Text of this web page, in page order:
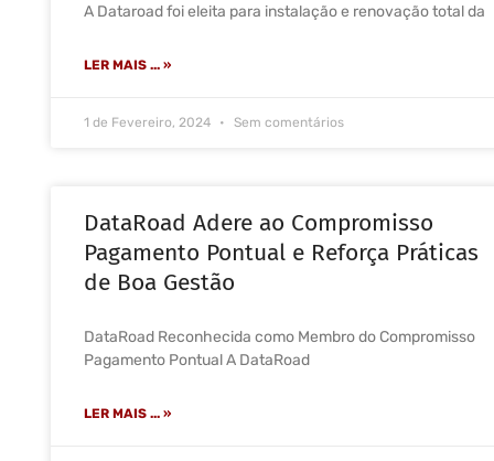
A Dataroad foi eleita para instalação e renovação total da
LER MAIS ... »
1 de Fevereiro, 2024 Sem comentários
DataRoad Adere ao Compromisso
Pagamento Pontual e Reforça Práticas
de Boa Gestão
DataRoad Reconhecida como Membro do Compromisso
Pagamento Pontual A DataRoad
LER MAIS ... »